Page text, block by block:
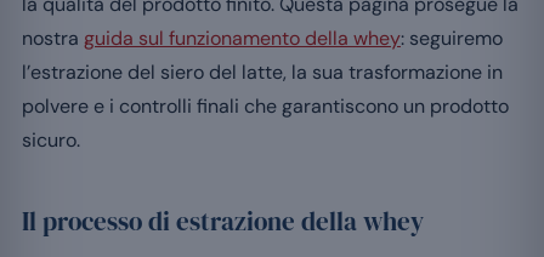
nostra guida sul funzionamento della whey: seguiremo
l’estrazione del siero del latte, la sua trasformazione in
polvere e i controlli finali che garantiscono un prodotto
sicuro.
Il processo di estrazione della whey